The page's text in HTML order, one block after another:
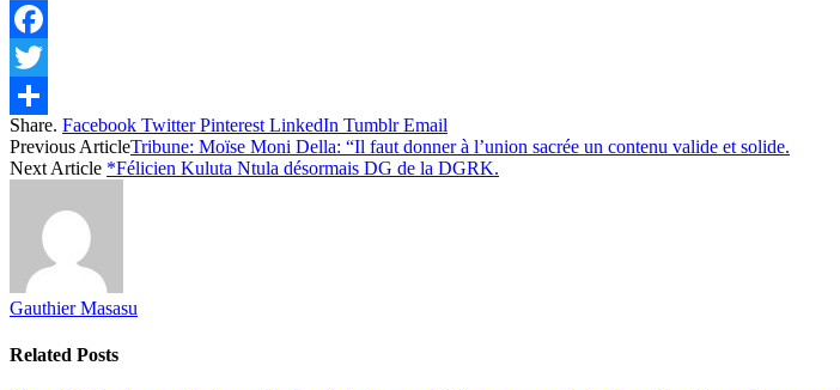
Facebook
Twitter
Share
Share. Facebook Twitter Pinterest LinkedIn Tumblr Email
Previous ArticleTribune: Moïse Moni Della: “Il faut donner à l’union sacrée un contenu valide et solide.
Next Article *Félicien Kuluta Ntula désormais DG de la DGRK.
Gauthier Masasu
Related Posts